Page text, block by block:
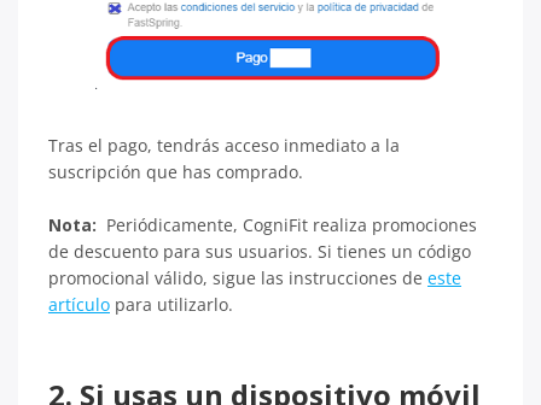
Tras el pago, tendrás acceso inmediato a la
suscripción que has comprado.
Nota: Periódicamente, CogniFit realiza promociones
de descuento para sus usuarios. Si tienes un código
promocional válido, sigue las instrucciones de este
artículo para utilizarlo.
2. Si usas un dispositivo móvil